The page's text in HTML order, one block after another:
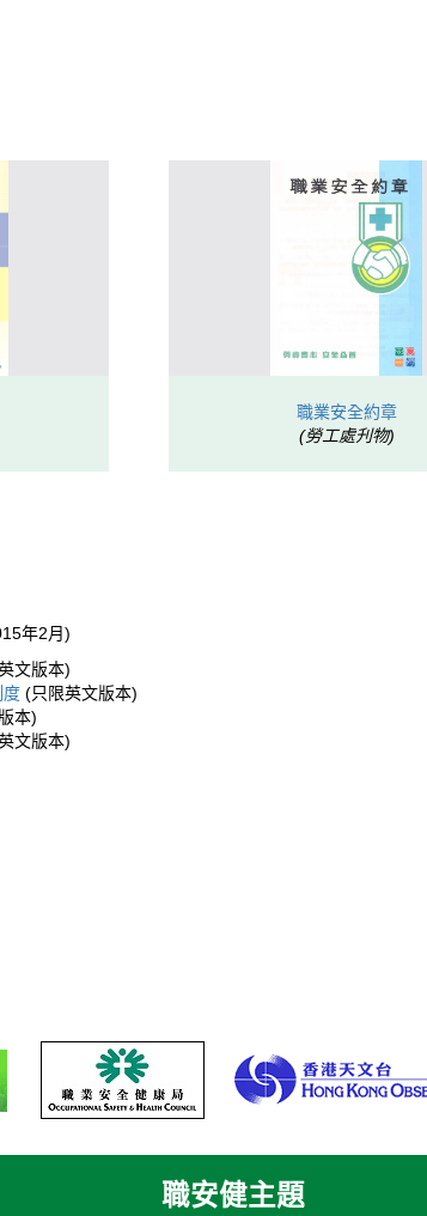
職業安全約章
(勞工處刋物)
年2月)
文版本)
度 (只限英文版本)
本)
文版本)
職安健主題